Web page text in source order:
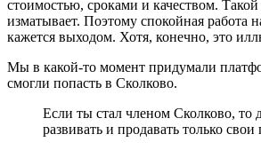
стоимостью, сроками и качеством.
изматывает. Поэтому спокойная работа
кажется выходом. Хотя, конечно, это
Мы в какой-то момент придумали
смогли попасть в Сколково.
Если ты стал членом Сколково, то
развивать и продавать только